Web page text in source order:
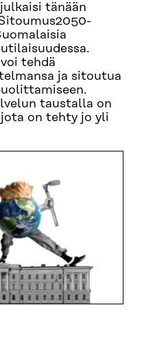
tänään
tehdä
ja sitoutua
taustalla on
on tehty jo yli